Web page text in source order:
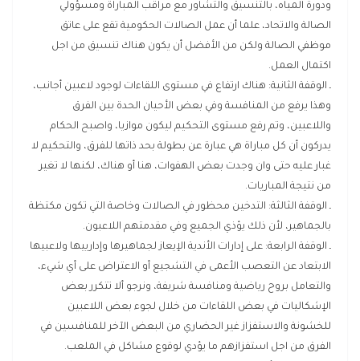
ودورة المياه، بالتنسيق والتشاور مع مراقب المباراة ومسؤولي
الصالة والاتحاد، علما أن عمل الصالات الحكومية تقع على عاتق
موظفي الصالة ولكن من الأفضل أن يكون هناك تنسيق من اجل
اكتمال العمل.
ـ الوقفة الثانية: هناك ارتفاع في مستوى اللقاءات لوجود لاعبين أجانب،
وهذا يرفع من المنافسة وفي بعض الأحيان الحدة بين الفرق
واللاعبين، وتم رفع مستوى التحكيم ليكون موازيا، واصبح الحكام
يدركون أن كل مباراة هي عبارة عن بطولة بحد ذاتها للفرق، والتحكيم لا
غبار عليه حتى وان وجدت بعض الهفوات، هنا أو هناك، لكنها لا تغير
من نتيجة المباريات.
ـ الوقفة الثالثة: التدخين محظور في الصالات وخاصة التي تكون مكتظة
بالجماهير، لأن ذلك يؤذي الجميع وفي مقدمتهم اللاعبون.
ـ الوقفة الرابعة: على إدارات الأندية الإيعاز لجماهيرها وإدارييها ولاعبيها
الابتعاد عن التعصب الأعمى في التشجيع أو الاعتراض على أي شيء،
والتعامل بروح رياضية ومنافسة شريفة، ونرجو ألا تتكرر بعض
الإشكاليات في بعض اللقاءات من خلال لجوء بعض اللاعبين
للخشونة والاستفزاز غير الحضاري من البعض الآخر للمنافسين في
الفرق من اجل استفزازهم ما يؤدي لوقوع مشاكل في الملعب.